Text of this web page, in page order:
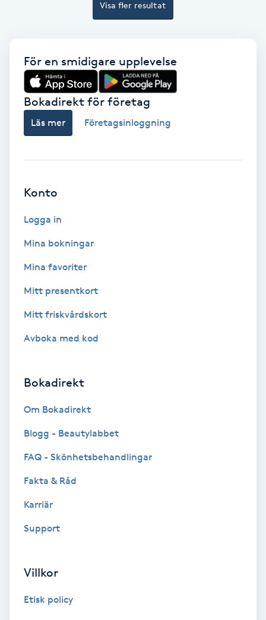
Gellack med förstärkning
Gravidyoga
Gruppträning
Hatha Yoga
Healing
Herrklippning
HIFU
Hot yoga
Huduppstramning
Hudvård
Hyperhidros
Visa fler resultat
För en smidigare upplevelse
Bokadirekt för företag
Läs mer Företagsinloggning
Konto
Logga in
Mina bokningar
Mina favoriter
Mitt presentkort
Mitt friskvårdskort
Avboka med kod
Bokadirekt
Om Bokadirekt
Blogg - Beautylabbet
FAQ - Skönhetsbehandlingar
Fakta & Råd
Karriär
Support
Villkor
Etisk policy